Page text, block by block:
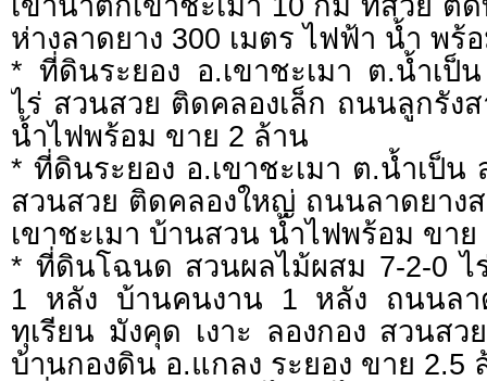
ห่างลาดยาง 300 เมตร ไฟฟ้า น้ำ พร้
* ที่ดินระยอง อ.เขาชะเมา ต.น้ำเป็
ไร่ สวนสวย ติดคลองเล็ก ถนนลูกรัง
น้ำไฟพร้อม ขาย 2 ล้าน
* ที่ดินระยอง อ.เขาชะเมา ต.น้ำเป็น
สวนสวย ติดคลองใหญ่ ถนนลาดยาง
เขาชะเมา บ้านสวน น้ำไฟพร้อม ขาย
* ที่ดินโฉนด สวนผลไม้ผสม 7-2-0 ไ
1 หลัง บ้านคนงาน 1 หลัง ถนนลา
ทุเรียน มังคุด เงาะ ลองกอง สวนส
บ้านกองดิน อ.แกลง ระยอง ขาย 2.5